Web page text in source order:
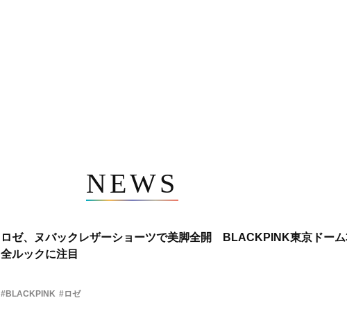
NEWS
ロゼ、ヌバックレザーショーツで美脚全開 BLACKPINK東京ドー
全ルックに注目
#BLACKPINK #ロゼ